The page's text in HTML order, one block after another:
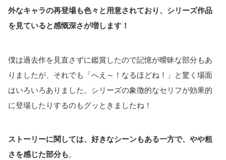
外なキャラの再登場も色々と用意されており、シリーズ作品
を見ていると感慨深さが増します！
僕は過去作を見直さずに鑑賞したので記憶が曖昧な部分もあ
りましたが、それでも「へえ～！なるほどね！」と驚く場面
はいろいろありました。シリーズの象徴的なセリフが効果的
に登場したりするのもグッときましたね！
ストーリーに関しては、好きなシーンもある一方で、やや粗
さを感じた部分も。